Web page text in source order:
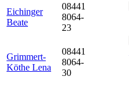
Eichinger
Beate
08441
8064-
23
Grimmert-
Köthe Lena
08441
8064-
30